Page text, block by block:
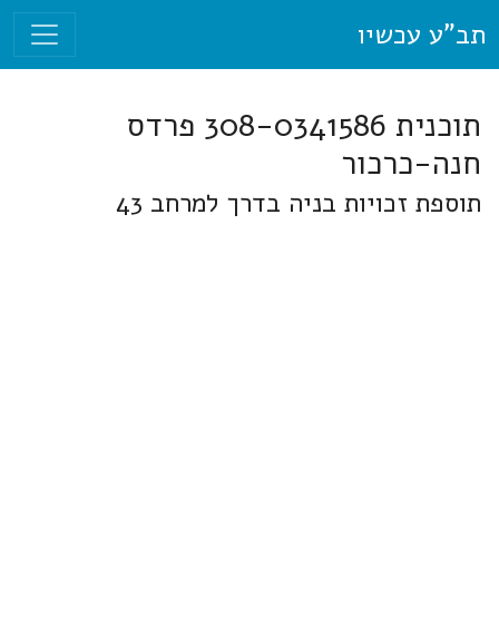
תב"ע עכשיו
תוכנית 308-0341586 פרדס
חנה-כרכור
תוספת זכויות בניה בדרך למרחב 43